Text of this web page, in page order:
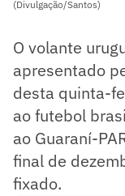
(Divulgação/Santos)
O volante
apresentado
desta quinta-
ao futebol
ao Guaraní-
final de
fixado.